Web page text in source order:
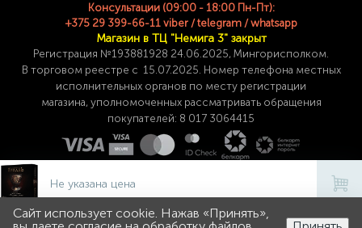
0 0
Не указана цена
Консультации (09:00 - 18:00 Пн-Пт):
+375 29 399-66-11 viber / telegram / whatsapp
Магазин в ТЦ "Немига 3" закрыт
Регистрация №193881928 24.06.2025, Мингорисполком.
В торговом реестре с 15.07.2025. Номер телефона местных
исполнительных органов по месту регистрации
магазина,уполномоченных рассматривать обращения
покупателей: 8 017 3064415
Сайт использует cookie. Нажав «Принять»,